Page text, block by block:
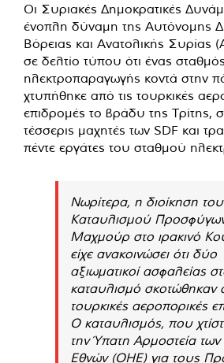
Οι Συριακές Δημοκρατικές
ένοπλη δύναμη της Αυτόνομης
Βόρειας και Ανατολικής Συρίας
σε δελτίο τύπου ότι ένας σταθμός
ηλεκτροπαραγωγής κοντά στην
χτυπήθηκε από τις τουρκικές
επιδρομές το βράδυ της Τρίτης,
τέσσερις μαχητές των SDF και
πέντε εργάτες του σταθμού
Νωρίτερα, η διοίκηση του
Καταυλισμού
Μαχμούρ στο ιρακινό
είχε ανακοινώσει ότι δύο
αξιωματικοί ασφαλείας
καταυλισμό σκοτώθηκαν
τουρκικές αεροπορικές
Ο καταυλισμός, που
την Ύπατη Αρμοστεία
Εθνών (ΟΗΕ) για τους